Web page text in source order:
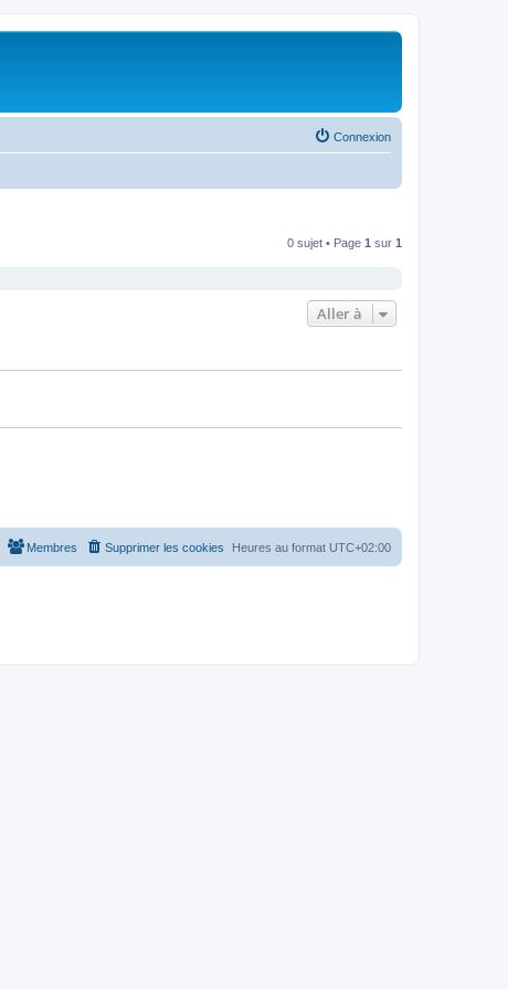
Connexion
0 sujet • Page 1 sur 1
Aller à
Heures au format UTC+02:00
Supprimer les cookies
Membres